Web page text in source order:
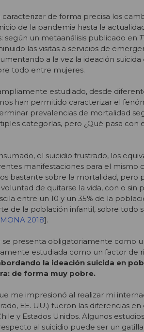
de forma precisa los
de la pandemia hasta la
según un metaanálisis publicado en
las visitas a servicios de
a la vez la ideación
todo entre mujeres.
estudiado, desde
han permitido caracterizar el
prevalencias de mortalidad
categorías, pero ¿Qué pasa
el suicidio frustrado, los
manifestaciones para el mismo
bastante sobre la mortalidad, pero
de quitarse la vida, con o sin
entre un 10 y un 35% de la
de la población infantil, sobre todo
2018].
se presenta obligatoriamente como
estudiada como un factor de
la ideación suicida en
de forma muy pobre.
me impresionó al realizar mi
EE. UU.) fueron las diferencias
y Estados Unidos. Algunos
al suicidio puede ser un